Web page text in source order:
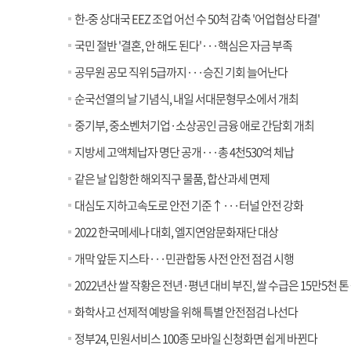
한-중 상대국 EEZ 조업 어선 수 50척 감축 '어업협상 타결'
국민 절반 '결혼, 안 해도 된다'···핵심은 자금 부족
공무원 공모 직위 5급까지···승진 기회 늘어난다
순국선열의 날 기념식, 내일 서대문형무소에서 개최
중기부, 중소벤처기업·소상공인 금융 애로 간담회 개최
지방세 고액체납자 명단 공개···총 4천530억 체납
같은 날 입항한 해외직구 물품, 합산과세 면제
대심도 지하고속도로 안전 기준↑···터널 안전 강화
2022 한국메세나 대회, 엘지연암문화재단 대상
개막 앞둔 지스타···민관합동 사전 안전 점검 시행
2022년산 쌀 작황은 전년·평년 대비 부진, 쌀 수급은 15만5천
화학사고 선제적 예방을 위해 특별 안전점검 나선다
정부24, 민원서비스 100종 모바일 신청화면 쉽게 바뀐다